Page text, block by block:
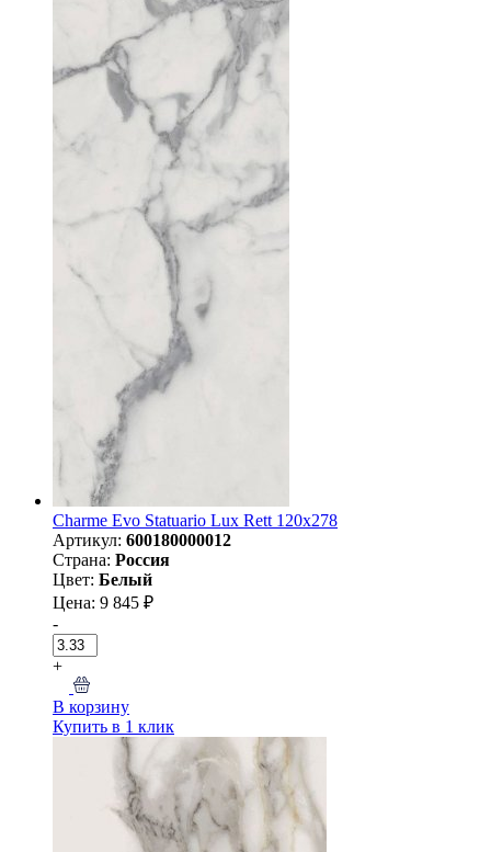
Charme Evo Statuario Lux Rett 120x278
Артикул: 600180000012
Страна: Россия
Цвет: Белый
Цена: 9 845 ₽
-
+
В корзину
Купить в 1 клик